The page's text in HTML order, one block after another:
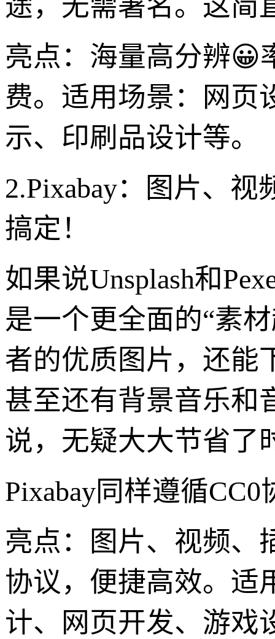
途，无需署名。这简
亮点：海量高分辨😀
费。适用场景：网页
示、印刷品设计等。
2.Pixabay：图片、
搞定！
如果说Unsplash和
是一个更全面的“素
者的优质图片，还能
甚至还有背景音乐和
说，无疑大大节省了
Pixabay同样遵循
亮点：图片、视频、
协议，便捷高效。适
计、网页开发、游戏